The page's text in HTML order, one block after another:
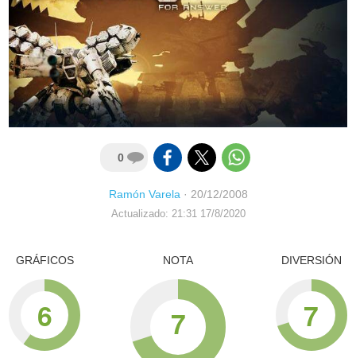
0
Ramón Varela · 20/12/2008
Actualizado: 21:31 17/8/2020
GRÁFICOS
6
NOTA
7
DIVERSIÓN
7